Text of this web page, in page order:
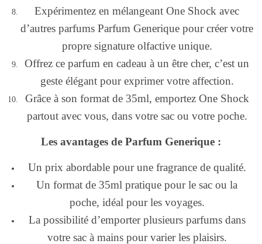
Expérimentez en mélangeant One Shock avec
d’autres parfums Parfum Generique pour créer votre
propre signature olfactive unique.
Offrez ce parfum en cadeau à un être cher, c’est un
geste élégant pour exprimer votre affection.
Grâce à son format de 35ml, emportez One Shock
partout avec vous, dans votre sac ou votre poche.
Les avantages de Parfum Generique :
Un prix abordable pour une fragrance de qualité.
Un format de 35ml pratique pour le sac ou la
poche, idéal pour les voyages.
La possibilité d’emporter plusieurs parfums dans
votre sac à mains pour varier les plaisirs.